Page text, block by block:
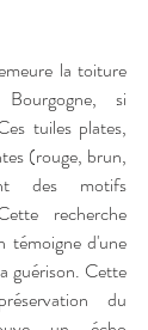
la toiture
si
tuiles plates,
(rouge, brun,
des motifs
recherche
témoigne d'une
guérison. Cette
du